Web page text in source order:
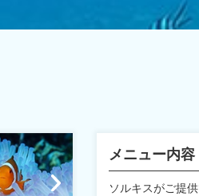
メニュー内容
ソルキスがご提